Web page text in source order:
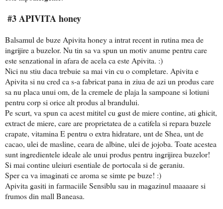
#3 APIVITA honey
Balsamul de buze Apivita honey a intrat recent in rutina mea de
ingrijire a buzelor. Nu tin sa va spun un motiv anume pentru care
este senzational in afara de acela ca este Apivita. :)
Nici nu stiu daca trebuie sa mai vin cu o completare. Apivita e
Apivita si nu cred ca s-a fabricat pana in ziua de azi un produs care
sa nu placa unui om, de la cremele de plaja la sampoane si lotiuni
pentru corp si orice alt produs al brandului.
Pe scurt, va spun ca acest mititel cu gust de miere contine, ati ghicit,
extract de miere, care are proprietatea de a catifela si repara buzele
crapate, vitamina E pentru o extra hidratare, unt de Shea, unt de
cacao, ulei de masline, ceara de albine, ulei de jojoba. Toate acestea
sunt ingredientele ideale ale unui produs pentru ingrijirea buzelor!
Si mai contine uleiuri esentiale de portocala si de geraniu.
Sper ca va imaginati ce aroma se simte pe buze! :)
Apivita gasiti in farmaciile Sensiblu sau in magazinul maaaare si
frumos din mall Baneasa.